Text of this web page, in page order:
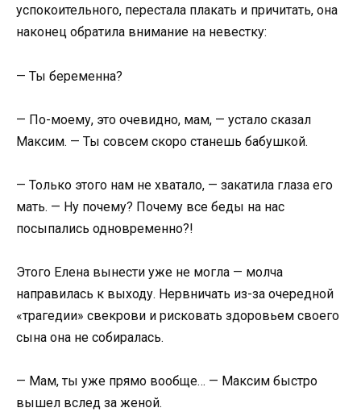
успокоительного, перестала плакать и причитать, она
наконец обратила внимание на невестку:
— Ты беременна?
— По-моему, это очевидно, мам, — устало сказал
Максим. — Ты совсем скоро станешь бабушкой.
— Только этого нам не хватало, — закатила глаза его
мать. — Ну почему? Почему все беды на нас
посыпались одновременно?!
Этого Елена вынести уже не могла — молча
направилась к выходу. Нервничать из-за очередной
«трагедии» свекрови и рисковать здоровьем своего
сына она не собиралась.
— Мам, ты уже прямо вообще… — Максим быстро
вышел вслед за женой.